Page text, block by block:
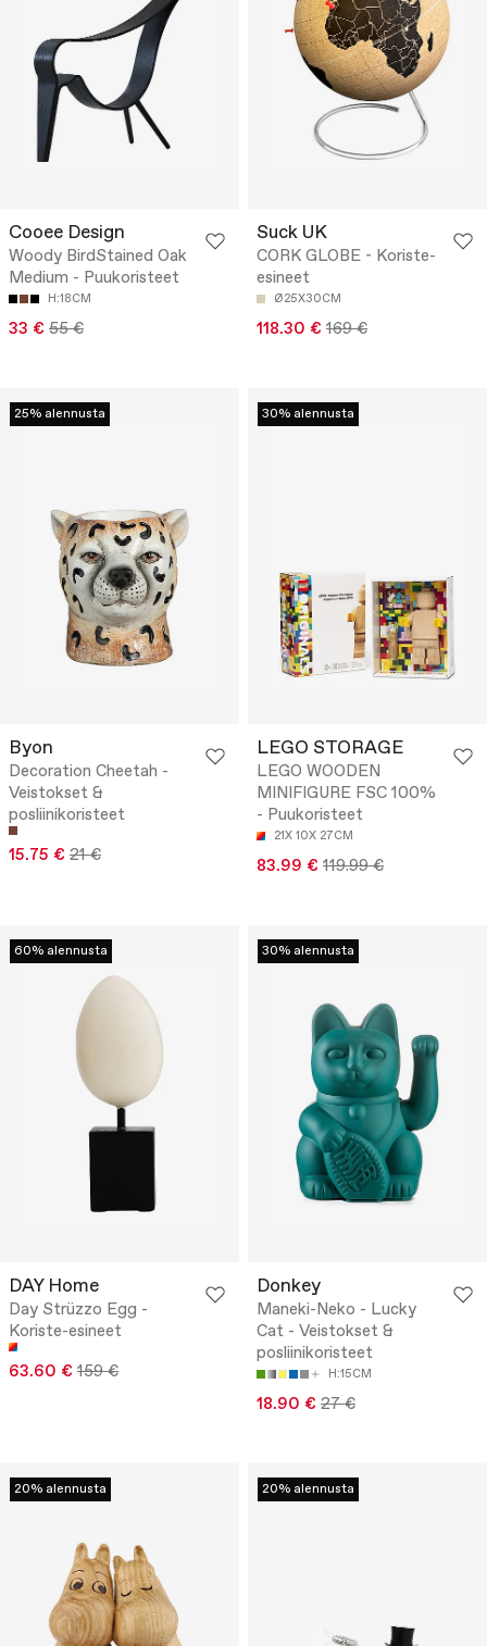
Cooee Design
Woody BirdStained Oak
Medium - Puukoristeet
H:18CM
33 € 55 €
Suck UK
CORK GLOBE - Koriste-
esineet
Ø25X30CM
118.30 € 169 €
25% alennusta
Byon
Decoration Cheetah -
Veistokset &
posliinikoristeet
15.75 € 21 €
30% alennusta
LEGO STORAGE
LEGO WOODEN
MINIFIGURE FSC 100%
- Puukoristeet
21X 10X 27CM
83.99 € 119.99 €
60% alennusta
DAY Home
Day Strüzzo Egg -
Koriste-esineet
63.60 € 159 €
30% alennusta
Donkey
Maneki-Neko - Lucky
Cat - Veistokset &
posliinikoristeet
H:15CM
18.90 € 27 €
20% alennusta 20% alennusta